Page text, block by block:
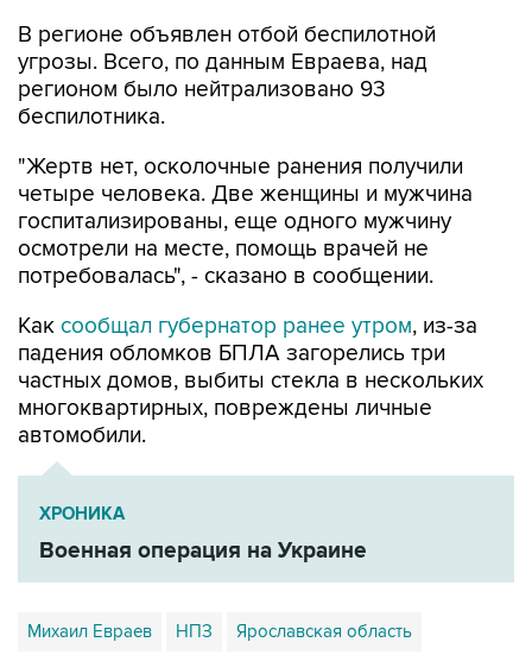
В регионе объявлен отбой беспилотной
угрозы. Всего, по данным Евраева, над
регионом было нейтрализовано 93
беспилотника.
"Жертв нет, осколочные ранения получили
четыре человека. Две женщины и мужчина
госпитализированы, еще одного мужчину
осмотрели на месте, помощь врачей не
потребовалась", - сказано в сообщении.
Как сообщал губернатор ранее утром, из-за
падения обломков БПЛА загорелись три
частных домов, выбиты стекла в нескольких
многоквартирных, повреждены личные
автомобили.
ХРОНИКА
Военная операция на Украине
Михаил Евраев НПЗ Ярославская область